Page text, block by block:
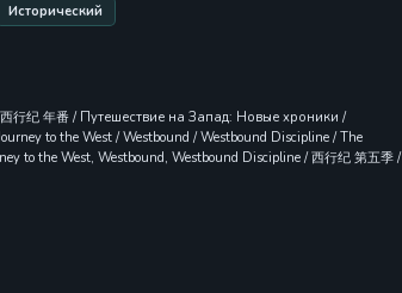
Исторический
行纪 年番 / Путешествие на Запад: Новые хроники /
to the West / Westbound / Westbound Discipline / The
to the West, Westbound, Westbound Discipline / 西行纪 第五季 /